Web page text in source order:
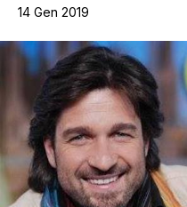
Contatti
14 Gen 2019